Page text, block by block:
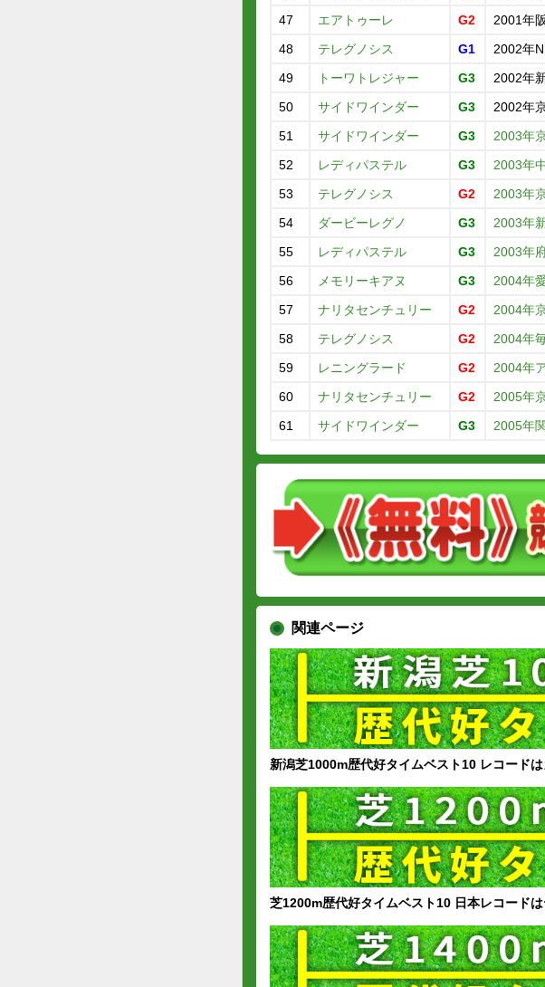
47
エアトゥーレ G2 2001年
48
テレグノシス G1 2002年
49
トーワトレジャー G3 2002年
50
サイドワインダー G3 2002年
51
サイドワインダー G3 2003年
52
レディパステル G3 2003年
53
テレグノシス G2 2003年
54
ダービーレグノ G3 2003年
55
レディパステル G3 2003年
56
メモリーキアヌ G3 2004年
57
ナリタセンチュリー G2 2004年
58
テレグノシス G2 2004年
59
レニングラード G2 2004年
60
ナリタセンチュリー G2 2005年
61
サイドワインダー G3 2005年
関連ページ
新潟芝1000m歴代好タイムベスト10 レコード
芝1200m歴代好タイムベスト10 日本レコード